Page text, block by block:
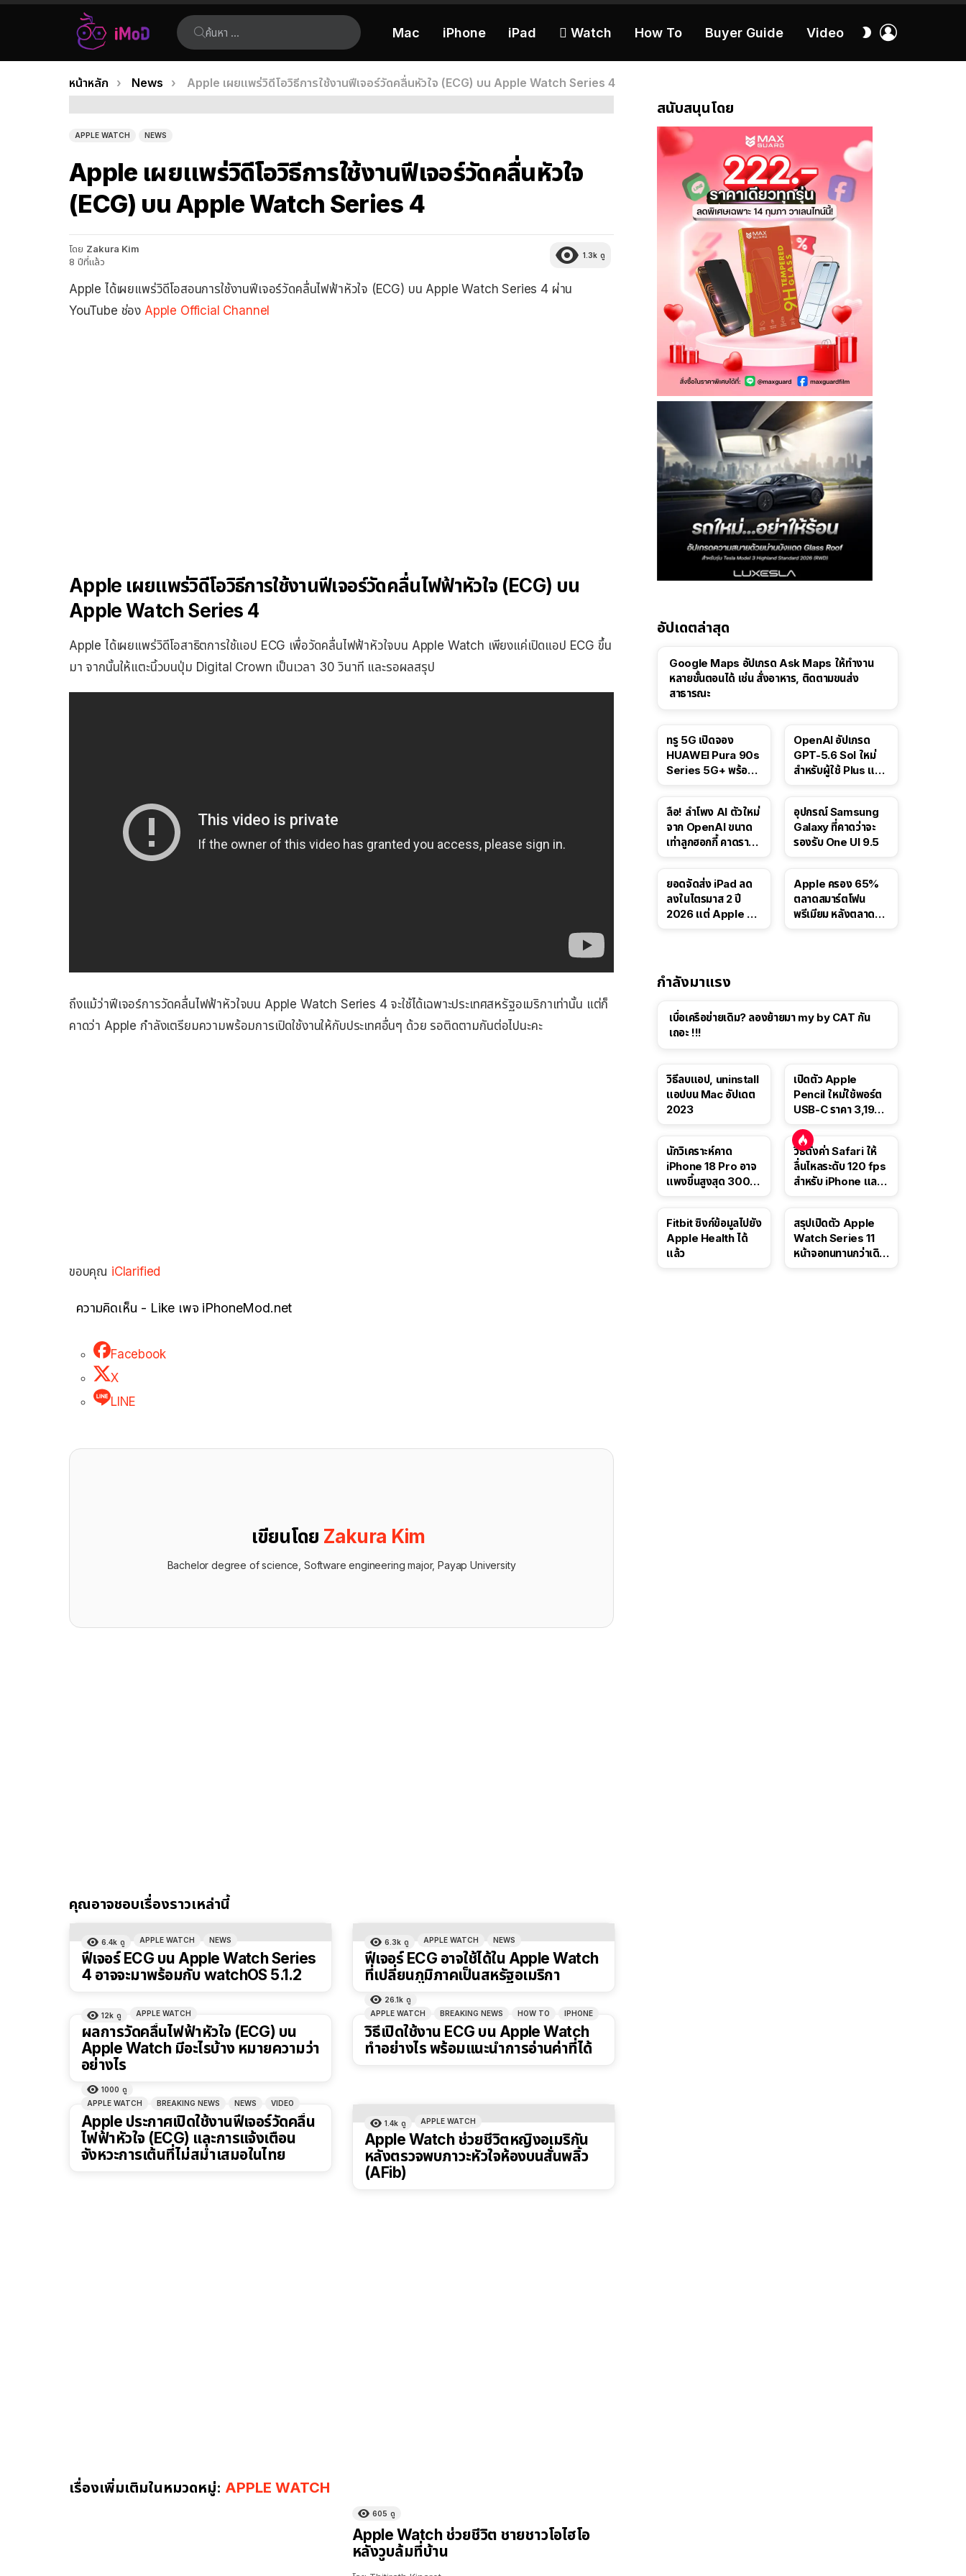
ค้นหา:
Mac iPhone iPad  Watch How To Buyer Guide Video
สลับ
เรื่อง
ล่าสุด
คุณอยู่ที่นี่:
หน้าหลัก News Apple เผยแพร่วิดีโอวิธีการใช้งานฟีเจอร์วัดคลื่นหัวใจ (ECG) บน Apple Watch Series 4
APPLE WATCH NEWS
Apple เผยแพร่วิดีโอวิธีการใช้งานฟีเจอร์วัดคลื่นหัวใจ
(ECG) บน Apple Watch Series 4
โดย Zakura Kim
8 ปีที่แล้ว
1.3k ดู
Apple ได้เผยแพร่วิดีโอสอนการใช้งานฟีเจอร์วัดคลื่นไฟฟ้าหัวใจ (ECG) บน Apple Watch Series 4 ผ่าน
YouTube ช่อง Apple Official Channel
Apple เผยแพร่วิดีโอวิธีการใช้งานฟีเจอร์วัดคลื่นไฟฟ้าหัวใจ (ECG) บน
Apple Watch Series 4
Apple ได้เผยแพร่วิดีโอสาธิตการใช้แอป ECG เพื่อวัดคลื่นไฟฟ้าหัวใจบน Apple Watch เพียงแค่เปิดแอป ECG ขึ้น
มา จากนั้นให้แตะนิ้วบนปุ่ม Digital Crown เป็นเวลา 30 วินาที และรอผลสรุป
ถึงแม้ว่าฟีเจอร์การวัดคลื่นไฟฟ้าหัวใจบน Apple Watch Series 4 จะใช้ได้เฉพาะประเทศสหรัฐอเมริกาเท่านั้น แต่ก็
คาดว่า Apple กำลังเตรียมความพร้อมการเปิดใช้งานให้กับประเทศอื่นๆ ด้วย รอติดตามกันต่อไปนะคะ
ขอบคุณ iClarified
ความคิดเห็น - Like เพจ iPhoneMod.net
Facebook
X
LINE
เขียนโดย Zakura Kim
Bachelor degree of science, Software engineering major, Payap University
คุณอาจชอบเรื่องราวเหล่านี้
6.4k ดู APPLE WATCH NEWS
ฟีเจอร์ ECG บน Apple Watch Series
4 อาจจะมาพร้อมกับ watchOS 5.1.2
6.3k ดู APPLE WATCH NEWS
ฟีเจอร์ ECG อาจใช้ได้ใน Apple Watch
ที่เปลี่ยนภูมิภาคเป็นสหรัฐอเมริกา
12k ดู APPLE WATCH
ผลการวัดคลื่นไฟฟ้าหัวใจ (ECG) บน
Apple Watch มีอะไรบ้าง หมายความว่า
อย่างไร
26.1k ดู
APPLE WATCH
BREAKING NEWS HOW TO IPHONE
วิธีเปิดใช้งาน ECG บน Apple Watch
ทำอย่างไร พร้อมแนะนำการอ่านค่าที่ได้
1000 ดู
APPLE WATCH
BREAKING NEWS NEWS VIDEO
Apple ประกาศเปิดใช้งานฟีเจอร์วัดคลื่น
ไฟฟ้าหัวใจ (ECG) และการแจ้งเตือน
จังหวะการเต้นที่ไม่สม่ำเสมอในไทย
1.4k ดู APPLE WATCH
Apple Watch ช่วยชีวิตหญิงอเมริกัน
หลังตรวจพบภาวะหัวใจห้องบนสั่นพลิ้ว
(AFib)
เรื่องเพิ่มเติมในหมวดหมู่: APPLE WATCH
605 ดู
Apple Watch ช่วยชีวิต ชายชาวโอไฮโอ
หลังวูบล้มที่บ้าน
สนับสนุนโดย
อัปเดตล่าสุด
Google Maps อัปเกรด Ask Maps ให้ทำงาน
หลายขั้นตอนได้ เช่น สั่งอาหาร, ติดตามขนส่ง
สาธารณะ
ทรู 5G เปิดจอง
HUAWEI Pura 90s
Series 5G+ พร้อม
OpenAI อัปเกรด
GPT-5.6 Sol ใหม่
สำหรับผู้ใช้ Plus และ
ลือ! ลำโพง AI ตัวใหม่
จาก OpenAI ขนาด
เท่าลูกฮอกกี้ คาดราคา
อุปกรณ์ Samsung
Galaxy ที่คาดว่าจะ
รองรับ One UI 9.5
ยอดจัดส่ง iPad ลด
ลงในไตรมาส 2 ปี
2026 แต่ Apple ยัง
Apple ครอง 65%
ตลาดสมาร์ตโฟน
พรีเมียม หลังตลาดทำ
กำลังมาแรง
เบื่อเครือข่ายเดิม? ลองย้ายมา my by CAT กัน
เถอะ !!!
วิธีลบแอป, uninstall
แอปบน Mac อัปเดต
2023
เปิดตัว Apple
Pencil ใหม่ใช้พอร์ต
USB-C ราคา 3,190
นี้
นักวิเคราะห์คาด
iPhone 18 Pro อาจ
แพงขึ้นสูงสุด 300
วิธีตั้งค่า Safari ให้
ลื่นไหลระดับ 120 fps
สำหรับ iPhone และ
Fitbit ซิงก์ข้อมูลไปยัง
Apple Health ได้
แล้ว
สรุปเปิดตัว Apple
Watch Series 11
หน้าจอทนทานกว่าเดิม